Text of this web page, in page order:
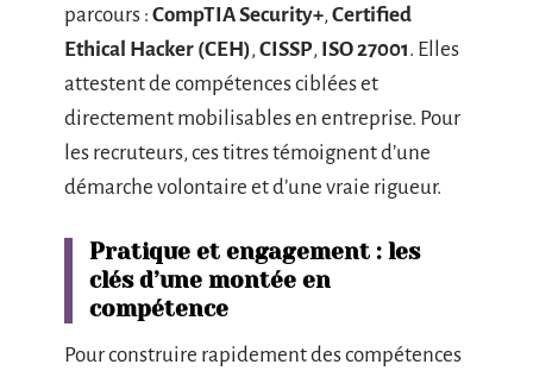
parcours : CompTIA Security+, Certified
Ethical Hacker (CEH), CISSP, ISO 27001. Elles
attestent de compétences ciblées et
directement mobilisables en entreprise. Pour
les recruteurs, ces titres témoignent d’une
démarche volontaire et d’une vraie rigueur.
Pratique et engagement : les
clés d’une montée en
compétence
Pour construire rapidement des compétences